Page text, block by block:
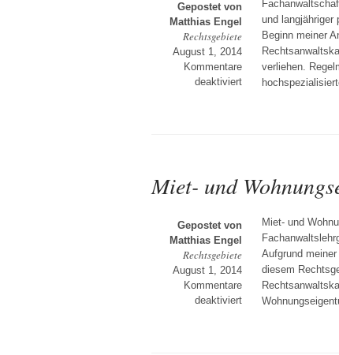
Gepostet von
Matthias Engel
Rechtsgebiete
August 1, 2014
Kommentare
deaktiviertfür
und langjähriger
Beginn meiner
verliehen.
Miet- und
Gepostet von
Matthias Engel
Rechtsgebiete
August 1, 2014
Kommentare
deaktiviertfür
Miet- und
Aufgrund
diesem